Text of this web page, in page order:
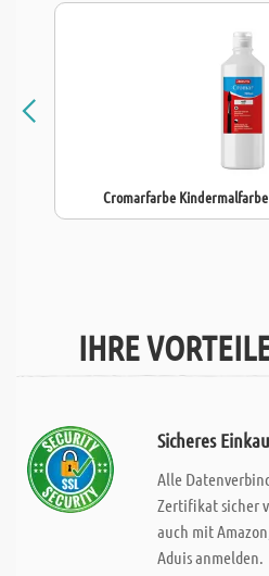
Cromarfarbe
IHRE
Sicheres
Alle
Zertifikat sicher
auch mit
Aduis anmelden.